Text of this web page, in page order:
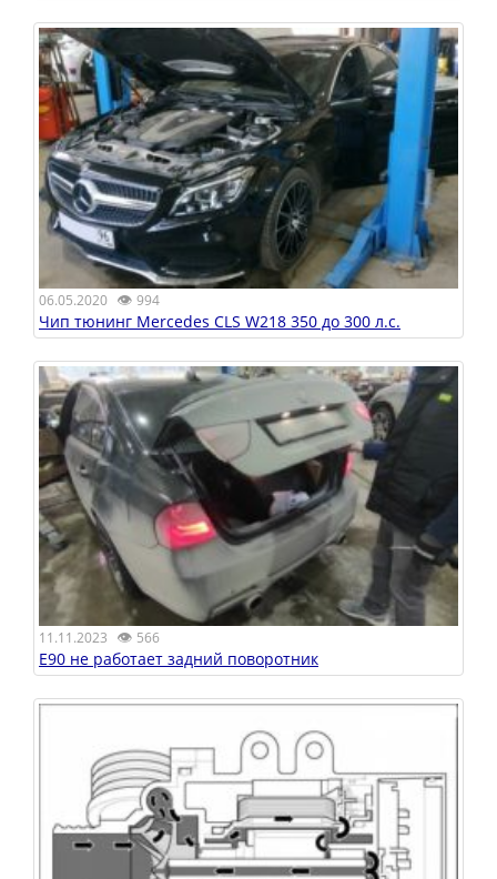
06.05.2020 👁 994
Чип тюнинг Mercedes CLS W218 350 до 300 л.с.
11.11.2023 👁 566
E90 не работает задний поворотник